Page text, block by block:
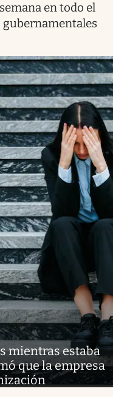
en todo el
mientras estaba
que la empresa